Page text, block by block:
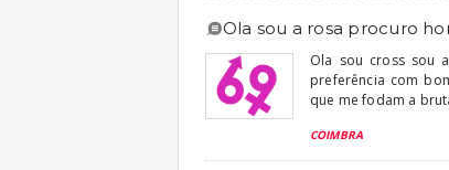
ola sou a rosa procuro
Ola sou cross sou
preferência com
que me fodam a
COIMBRA